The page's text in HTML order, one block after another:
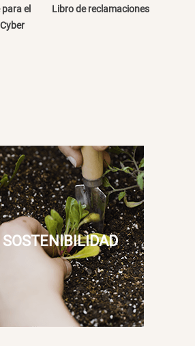
el
Libro de reclamaciones
SOSTENIBILIDAD